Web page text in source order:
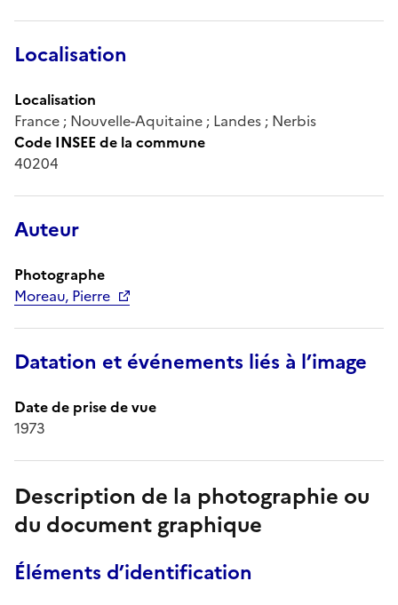
Localisation
Localisation
France ; Nouvelle-Aquitaine ; Landes ; Nerbis
Code INSEE de la commune
40204
Auteur
Photographe
Moreau, Pierre
Datation et événements liés à l’image
Date de prise de vue
1973
Description de la photographie ou
du document graphique
Éléments d’identification